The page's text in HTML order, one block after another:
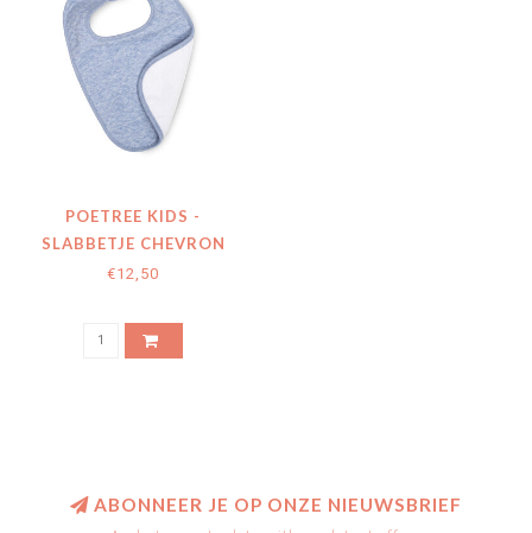
POETREE KIDS -
SLABBETJE CHEVRON
DENIM BLUE
€12,50
ABONNEER JE OP ONZE NIEUWSBRIEF